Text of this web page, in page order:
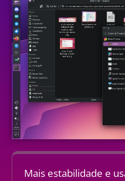
Mais estabilidade e